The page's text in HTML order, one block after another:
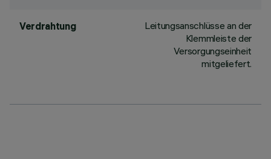
Verdrahtung
Leitungsanschlüsse an der
Klemmleiste der
Versorgungseinheit
mitgeliefert.